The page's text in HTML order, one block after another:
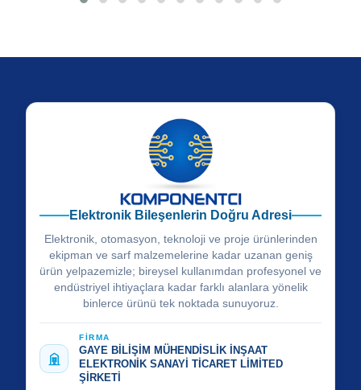
Elektronik Bileşenlerin Doğru Adresi
Elektronik, otomasyon, teknoloji ve proje ürünlerinden
ekipman ve sarf malzemelerine kadar uzanan geniş
ürün yelpazemizle; bireysel kullanımdan profesyonel ve
endüstriyel ihtiyaçlara kadar farklı alanlara yönelik
binlerce ürünü tek noktada sunuyoruz.
FİRMA
GAYE BİLİŞİM MÜHENDİSLİK İNŞAAT
ELEKTRONİK SANAYİ TİCARET LİMİTED
ŞİRKETİ